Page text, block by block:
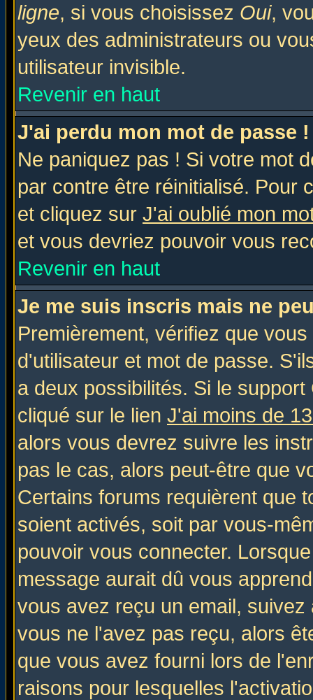
ligne, si vous choisissez Oui,
yeux des administrateurs ou
utilisateur invisible.
Revenir en haut
J'ai perdu mon mot de passe !
Ne paniquez pas ! Si votre mot
par contre être réinitialisé. Pour
et cliquez sur J'ai oublié mon
et vous devriez pouvoir vous
Revenir en haut
Je me suis inscris mais ne
Premièrement, vérifiez que
d'utilisateur et mot de passe.
a deux possibilités. Si le
cliqué sur le lien J'ai moins de
alors vous devrez suivre les
pas le cas, alors peut-être que
Certains forums requièrent que
soient activés, soit par vous-
pouvoir vous connecter.
message aurait dû vous
vous avez reçu un email,
vous ne l'avez pas reçu, alors
que vous avez fourni lors de
raisons pour lesquelles